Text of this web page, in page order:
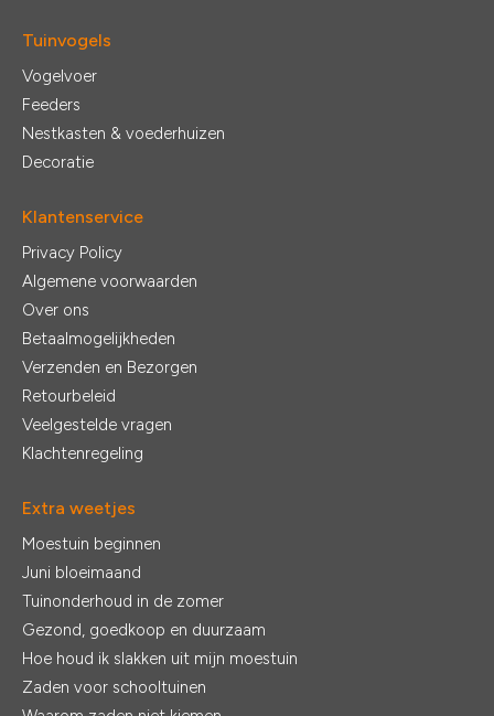
Tuinvogels
Vogelvoer
Feeders
Nestkasten & voederhuizen
Decoratie
Klantenservice
Privacy Policy
Algemene voorwaarden
Over ons
Betaalmogelijkheden
Verzenden en Bezorgen
Retourbeleid
Veelgestelde vragen
Klachtenregeling
Extra weetjes
Moestuin beginnen
Juni bloeimaand
Tuinonderhoud in de zomer
Gezond, goedkoop en duurzaam
Hoe houd ik slakken uit mijn moestuin
Zaden voor schooltuinen